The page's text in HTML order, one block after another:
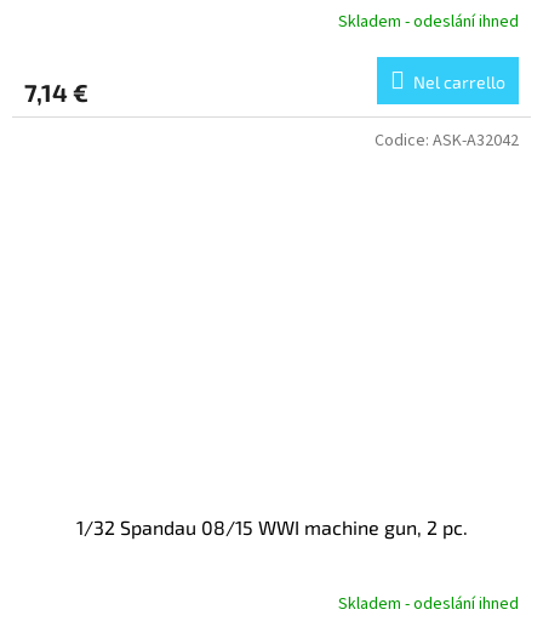
Skladem - odeslání ihned
7,14 € Nel carrello
1/32 Spandau 08/15 WWI machine gun, 2 pc.
Skladem - odeslání ihned
Codice: ASK-A32042